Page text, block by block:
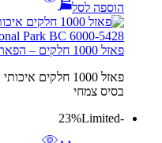
הוספה לסל
פאזל 1000 חלקים – הפארק הלאומי יוהו
פאזל 1000
בסיס צמחי
-23%
Limited